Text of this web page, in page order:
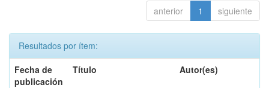
anterior 1 siguiente
Resultados por ítem:
Fecha de
publicación
Título Autor(es)